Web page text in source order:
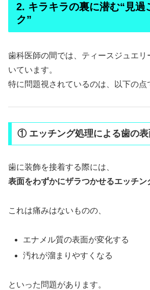
2. キラキラの裏に潜む“見過
ク”
歯科医師の間では、ティースジュエリ
いています。
特に問題視されているのは、以下の点
① エッチング処理による歯の
歯に装飾を接着する際には、
表面をわずかにザラつかせるエッチン
これは痛みはないものの、
エナメル質の表面が変化する
汚れが溜まりやすくなる
といった問題があります。